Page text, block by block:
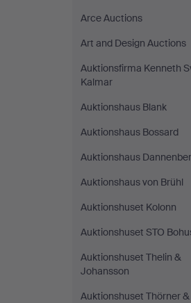
Arce Auctions
Art and Design Auctions
Auktionsfirma Kenneth
Kalmar
Auktionshaus Blank
Auktionshaus Bossard
Auktionshaus
Auktionshaus von Brühl
Auktionshuset Kolonn
Auktionshuset STO
Auktionshuset Thelin &
Johansson
Auktionshuset Thörner &